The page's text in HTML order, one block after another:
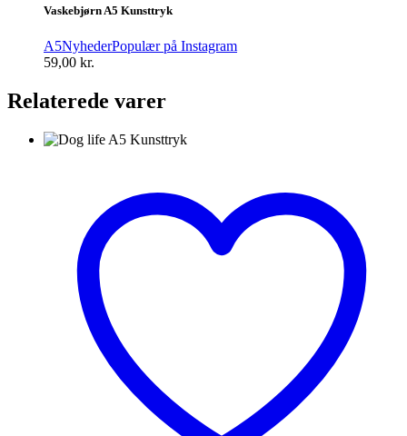
Vaskebjørn A5 Kunsttryk
A5NyhederPopulær på Instagram
59,00 kr.
Relaterede varer